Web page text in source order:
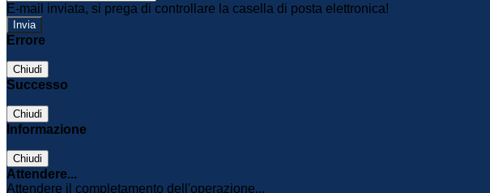
E-mail inviata, si prega di controllare la casella di posta elettronica!
Errore
Chiudi
Successo
Chiudi
Informazione
Chiudi
Attendere...
Attendere il completamento dell'operazione...